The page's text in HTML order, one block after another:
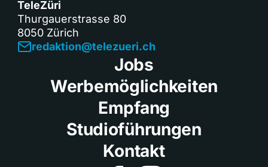
TeleZüri
Thurgauerstrasse 80
8050 Zürich
redaktion@telezueri.ch
Jobs
Werbemöglichkeiten
Empfang
Studioführungen
Kontakt